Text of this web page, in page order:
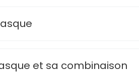
et sa combinaison